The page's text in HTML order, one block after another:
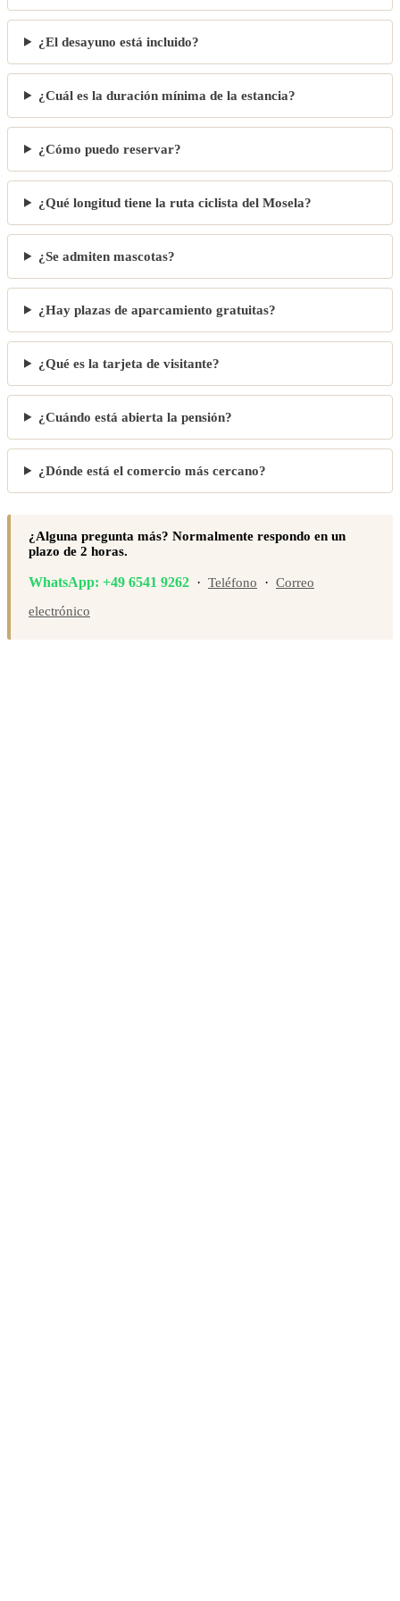
¿El desayuno está incluido?
¿Cuál es la duración mínima de la estancia?
¿Cómo puedo reservar?
¿Qué longitud tiene la ruta ciclista del Mosela?
¿Se admiten mascotas?
¿Hay plazas de aparcamiento gratuitas?
¿Qué es la tarjeta de visitante?
¿Cuándo está abierta la pensión?
¿Dónde está el comercio más cercano?
¿Alguna pregunta más? Normalmente respondo en un
plazo de 2 horas.
WhatsApp: +49 6541 9262 · Teléfono · Correo
electrónico